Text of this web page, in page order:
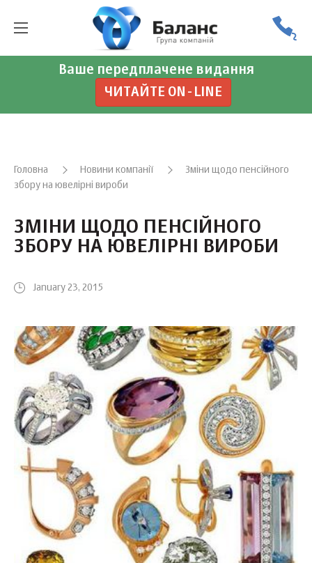
Ваше передплачене видання
ЧИТАЙТЕ ON-LINE
Головна Новини компанії
Зміни щодо пенсійного
збору на ювелірні вироби
ЗМІНИ ЩОДО ПЕНСІЙНОГО
ЗБОРУ НА ЮВЕЛІРНІ ВИРОБИ
January 23, 2015